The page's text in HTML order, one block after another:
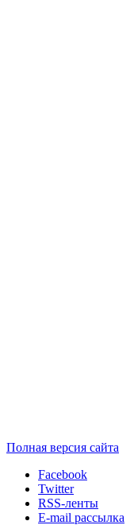
Полная версия сайта
Facebook
Twitter
RSS-ленты
E-mail рассылка